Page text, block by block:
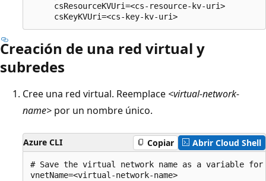
     csResourceKVUri=<cs-resource-kv-uri>
Creación de una red virtual y
subredes
Cree una red virtual. Reemplace <virtual-network-
name> por un nombre único.
Azure CLI Copiar Abrir Cloud Shell
# Save the virtual network name as a variable for
vnetName=<virtual-network-name>